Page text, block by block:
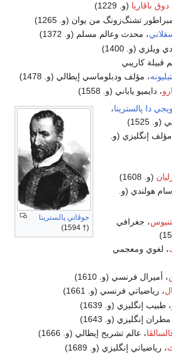
باڤاريا (و. 1229)
تشنگ‌زونگ من يوان (و. 1265)
، محدث وعالم مسلم (و. 1372)
ويلزي (و. 1400)
قبيلة كاريبي
، مؤلف ودبلوماسي إيطالي (و. 1478)
، دايميو ياباني (و. 1558)
جوڤاني پالسترينا
(† 1594)
دا پالسترينا،
1525)
إنگليزي (و.
(و. 1608)
هولندي (و.
، جغرافي
، لغوي ومعجمي
، أميرال فرنسي (و. 1610)
، رياضياتي فرنسي (و. 1661)
، طبيب إنگليزي (و. 1639)
إنگليزي (و. 1643)
، عالم تشريح إيطالي (و. 1666)
، رياضياتي إنگليزي (و. 1689)